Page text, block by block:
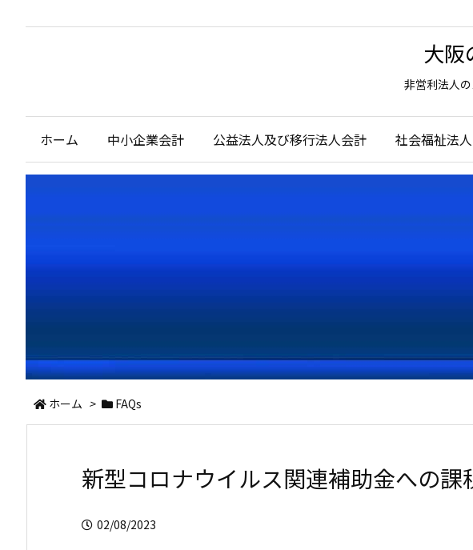
大阪
非営利法人
ホーム 中小企業会計 公益法人及び移行法人会計 社会福祉法
ホーム > FAQs
新型コロナウイルス関連補助金への課
02/08/2023